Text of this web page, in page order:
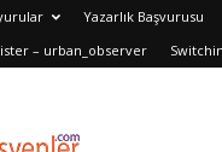
Yazarlık Başvurusu
– urban_observer